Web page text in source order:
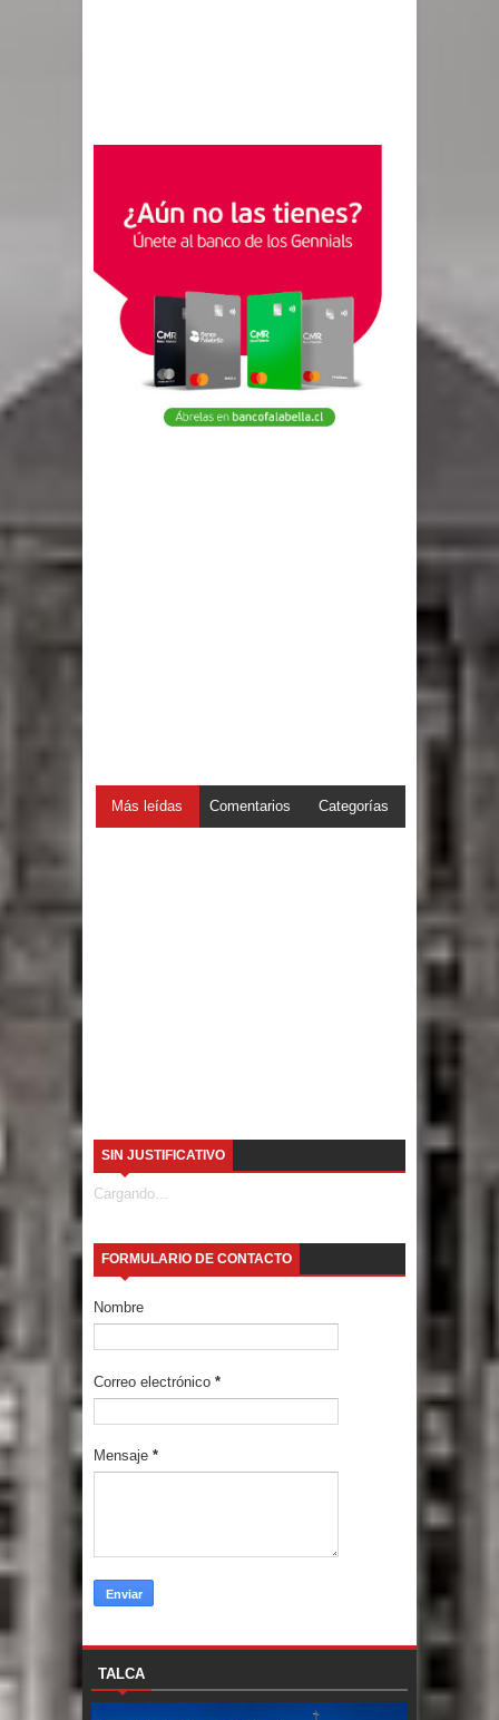
Más leídas Comentarios Categorías
SIN JUSTIFICATIVO
Cargando...
FORMULARIO DE CONTACTO
Nombre
Correo electrónico *
Mensaje *
TALCA